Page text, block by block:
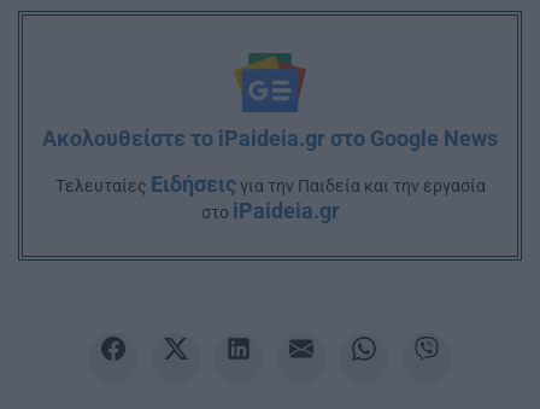
Ακολουθείστε το iPaideia.gr στο Google News
Tελευταίες Ειδήσειςγια την Παιδεία και την εργασία
στο iPaideia.gr